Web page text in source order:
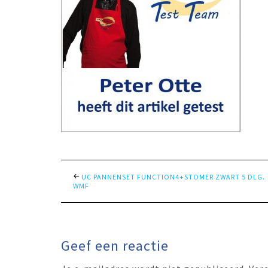
UC PANNENSET FUNCTION4+STOMER ZWART 5 DLG.
WMF
Geef een reactie